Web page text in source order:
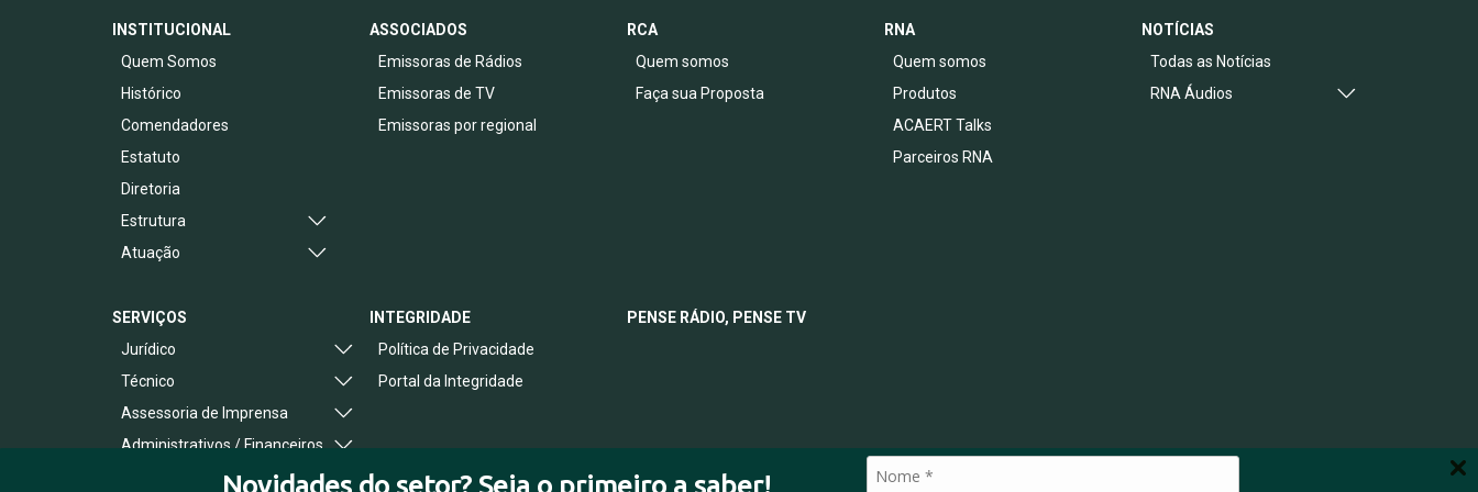
Novidades do setor? Seja o primeiro a saber!
INSTITUCIONAL
Quem Somos
Histórico
Comendadores
Estatuto
Diretoria
Estrutura
Atuação
ASSOCIADOS
Emissoras de Rádios
Emissoras de TV
Emissoras por regional
RCA
Quem somos
Faça sua Proposta
RNA
Quem somos
Produtos
ACAERT Talks
Parceiros RNA
NOTÍCIAS
Todas as Notícias
RNA Áudios
SERVIÇOS
Jurídico
Técnico
Assessoria de Imprensa
Administrativos / Financeiros
Benefícios ao Associado
INTEGRIDADE
Política de Privacidade
Portal da Integridade
PENSE RÁDIO, PENSE TV